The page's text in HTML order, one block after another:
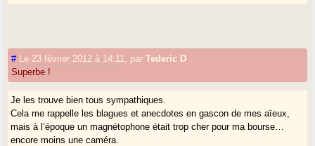
# Le 23 février 2012 à 14:11 parTederic D
Superbe !
Je les trouve bien tous sympathiques.
Cela me rappelle les blagues et anecdotes en gascon de mes aïeux,
mais à l’époque un magnétophone était trop cher pour ma bourse…
encore moins une caméra.